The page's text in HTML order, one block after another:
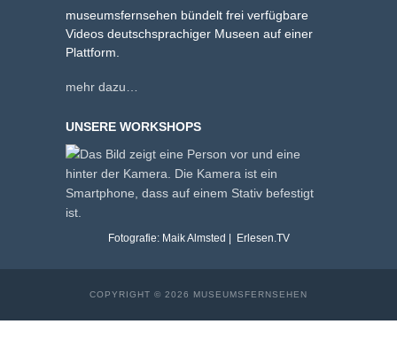
museumsfernsehen bündelt frei verfügbare
Videos deutschsprachiger Museen auf einer
Plattform.
mehr dazu…
UNSERE WORKSHOPS
Fotografie: Maik Almsted | Erlesen.TV
COPYRIGHT © 2026 MUSEUMSFERNSEHEN